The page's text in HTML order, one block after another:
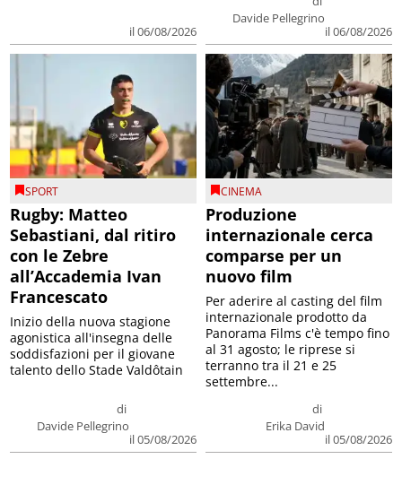
il 06/08/2026
Davide Pellegrino
il 06/08/2026
SPORT
Rugby: Matteo
Sebastiani, dal ritiro
con le Zebre
all’Accademia Ivan
Francescato
di
Davide Pellegrino
il 05/08/2026
Inizio della nuova stagione
agonistica all'insegna delle
soddisfazioni per il giovane
talento dello Stade Valdôtain
CINEMA
Produzione
internazionale cerca
comparse per un
nuovo film
di
Erika David
il 05/08/2026
Per aderire al casting del film
internazionale prodotto da
Panorama Films c'è tempo fino
al 31 agosto; le riprese si
terranno tra il 21 e 25
settembre...